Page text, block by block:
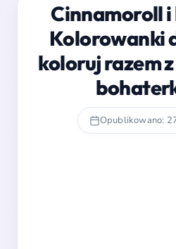
Cinnamoroll
Kolorowanki
koloruj razem
Opublikowano: